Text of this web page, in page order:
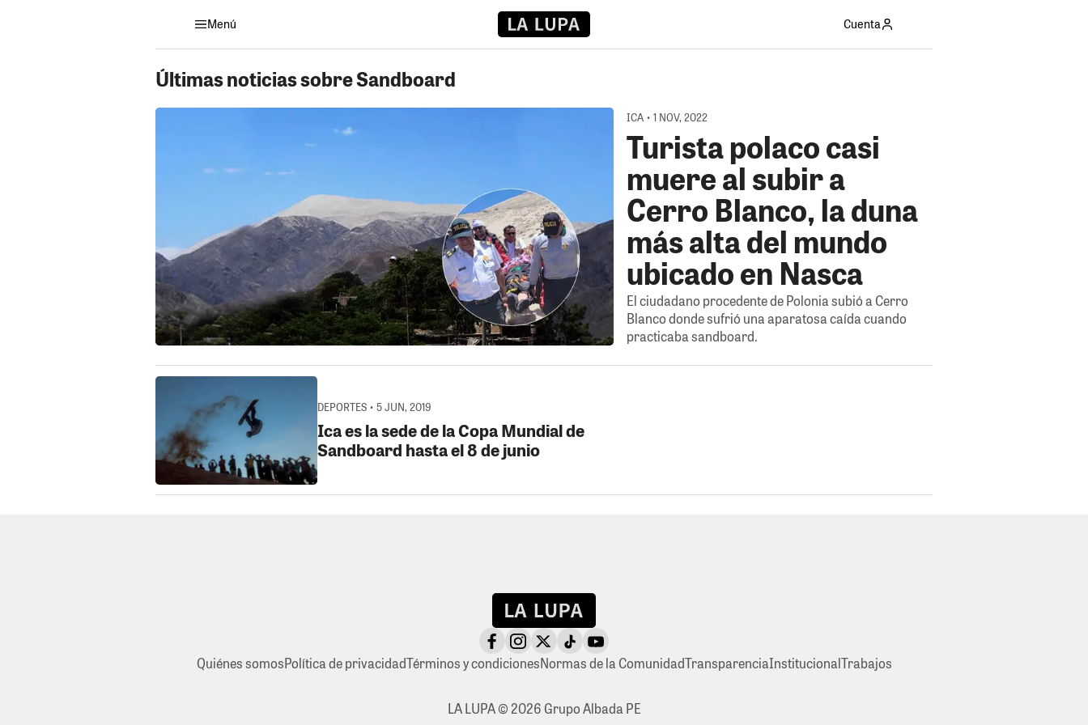
Menú Cuenta
Últimas noticias sobre Sandboard
ICA • 1 NOV, 2022
Turista polaco casi
muere al subir a
Cerro Blanco, la duna
más alta del mundo
ubicado en Nasca
El ciudadano procedente de Polonia subió a Cerro
Blanco donde sufrió una aparatosa caída cuando
practicaba sandboard.
DEPORTES • 5 JUN, 2019
Ica es la sede de la Copa Mundial de
Sandboard hasta el 8 de junio
Quiénes somosPolítica de privacidadTérminos y condicionesNormas de la ComunidadTransparenciaInstitucionalTrabajos
LA LUPA © 2026 Grupo Albada PE